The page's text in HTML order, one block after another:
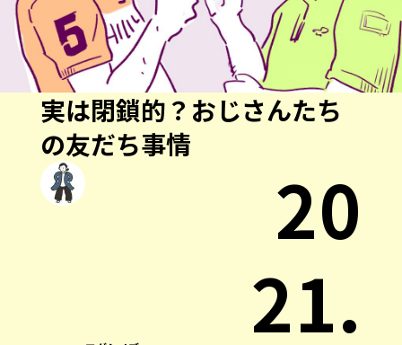
実は閉鎖的？おじさんたち
の友だち事情
20
21.